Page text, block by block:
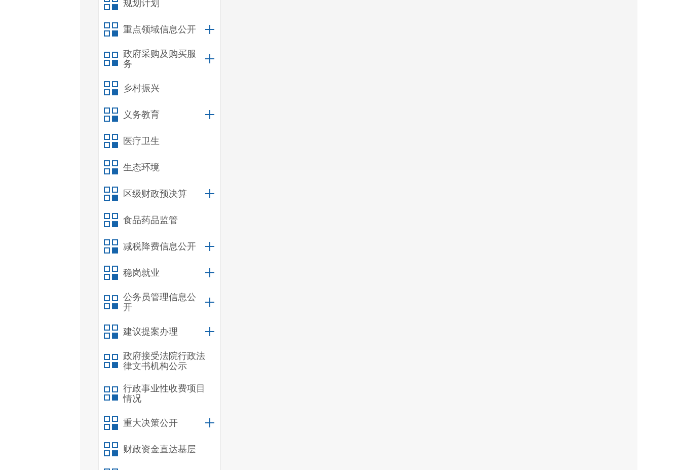
规划计划
重点领域信息公开
政府采购及购买服
务
乡村振兴
义务教育
医疗卫生
生态环境
区级财政预决算
食品药品监管
减税降费信息公开
稳岗就业
公务员管理信息公
开
建议提案办理
政府接受法院行政法
律文书机构公示
行政事业性收费项目
情况
重大决策公开
财政资金直达基层